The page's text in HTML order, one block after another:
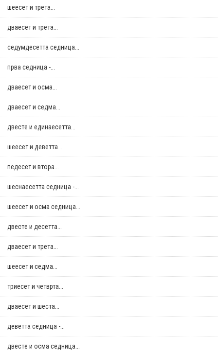
шеесет и трета...
дваесет и трета...
седумдесетта седница...
прва седница -...
дваесет и осма...
дваесет и седма...
двестe и единаесетта...
шеесет и деветта...
педесет и втора...
шеснаесетта седница -...
шеесет и осма седница...
двестe и десетта...
дваесет и трета...
шеесет и седма...
триесет и четврта...
дваесет и шеста...
деветта седница -...
двестe и осма седница...